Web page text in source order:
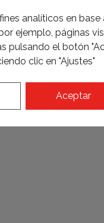
Conoce al
analíticos en base
ejemplo, páginas
pulsando el botón
clic en "Ajustes"
Aceptar